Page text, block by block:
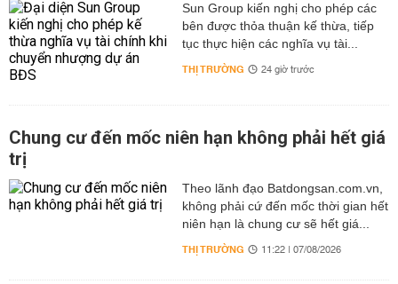
Sun Group kiến nghị cho phép các
bên được thỏa thuận kế thừa, tiếp
tục thực hiện các nghĩa vụ tài...
THỊ TRƯỜNG 24 giờ trước
Chung cư đến mốc niên hạn không phải hết giá
trị
Theo lãnh đạo Batdongsan.com.vn,
không phải cứ đến mốc thời gian hết
niên hạn là chung cư sẽ hết giá...
THỊ TRƯỜNG 11:22 | 07/08/2026